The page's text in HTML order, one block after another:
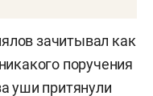
зачитывал как
поручения
уши притянули